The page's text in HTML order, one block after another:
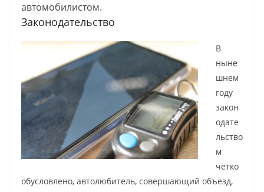
автомобилистом.
Законодательство
В
ныне
шнем
году
закон
одате
льство
м
чётко
обусловлено, автолюбитель, совершающий объезд,